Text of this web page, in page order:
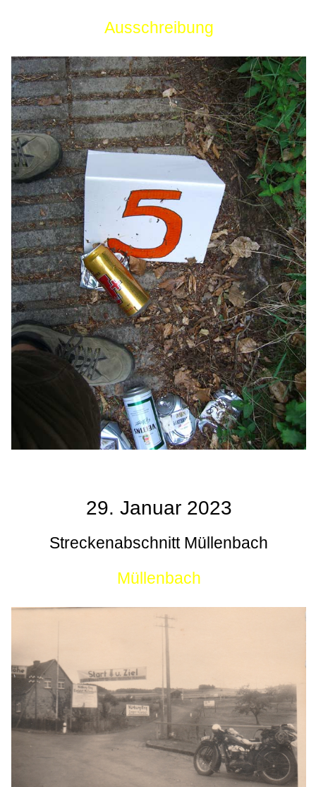
Ausschreibung
29. Januar 2023
Streckenabschnitt Müllenbach
Müllenbach